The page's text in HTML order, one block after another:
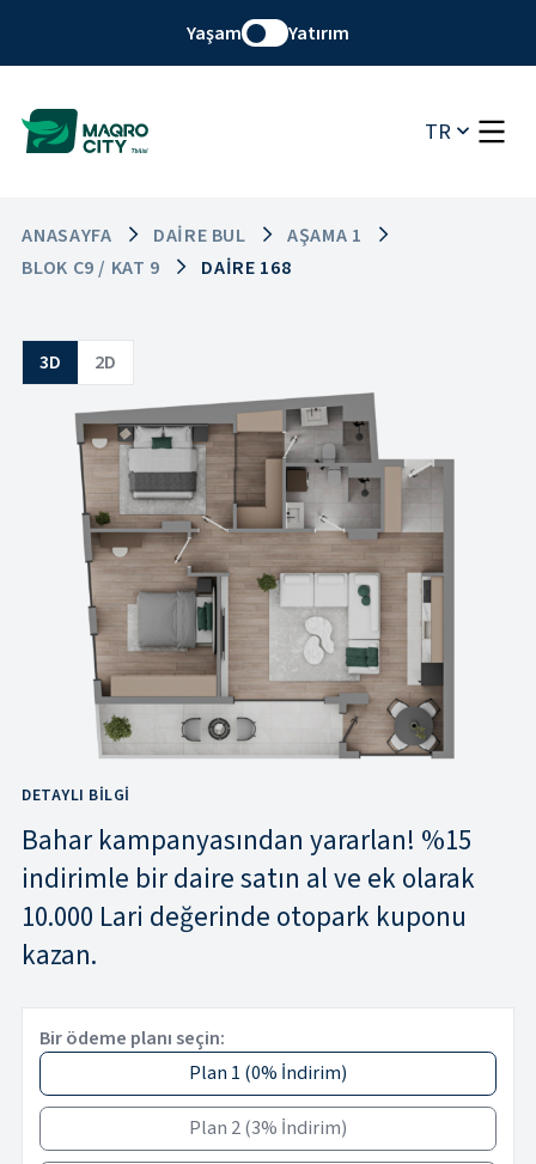
Yaşam Yatırım
TR
ANASAYFA DAIRE BUL
AŞAMA 1
BLOK C9 / KAT 9
DAIRE 168
3D 2D
DETAYLI BILGI
Bahar kampanyasından yararlan! %15
indirimle bir daire satın al ve ek olarak
10.000 Lari değerinde otopark kuponu
kazan.
Bir ödeme planı seçin:
Plan 1 (0% İndirim)
Plan 2(3% İndirim)